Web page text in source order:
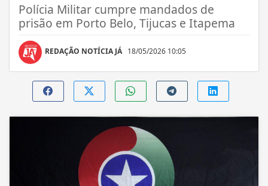
Polícia Militar cumpre mandados de
prisão em Porto Belo, Tijucas e Itapema
REDAÇÃO NOTÍCIA JÁ 18/05/2026 10:05